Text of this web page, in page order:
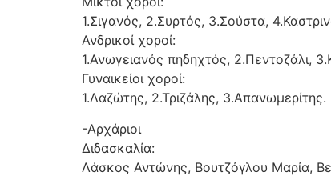
1.Σιγανός, 2.Συρτός, 3.Σούστα,
Ανδρικοί χοροί:
1.Ανωγειανός πηδηχτός, 2.Πεντοζάλι,
Γυναικείοι χοροί:
1.Λαζώτης, 2.Τριζάλης, 3.Απανωμερίτης.
-Αρχάριοι
Διδασκαλία:
Λάσκος Αντώνης, Βουτζόγλου Μαρία,